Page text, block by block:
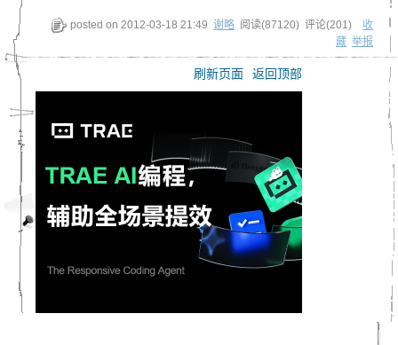
posted on2012-03-18 21:49 谢略 阅读(87120) 评论(201) 收
藏 举报
刷新页面 返回顶部